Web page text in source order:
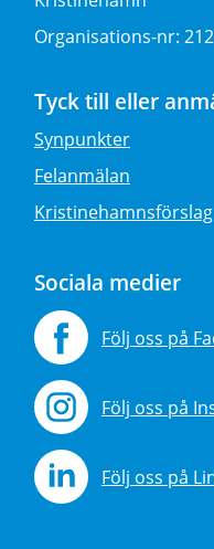
Organisations-nr:
Tyck till eller
Synpunkter
Felanmälan
Kristinehamnsförslag
Sociala medier
Följ oss på
Följ oss på
Följ oss på